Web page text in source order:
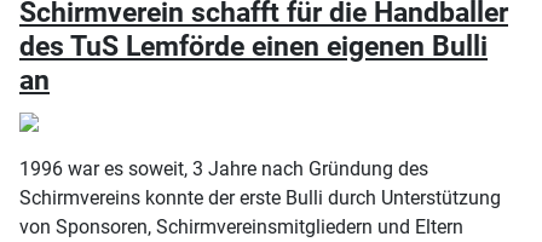
Schirmverein schafft für die Handballer
des TuS Lemförde einen eigenen Bulli
an
1996 war es soweit, 3 Jahre nach Gründung des
Schirmvereins konnte der erste Bulli durch Unterstützung
von Sponsoren, Schirmvereinsmitgliedern und Eltern